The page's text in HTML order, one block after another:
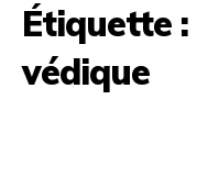
Étiquette :
védique